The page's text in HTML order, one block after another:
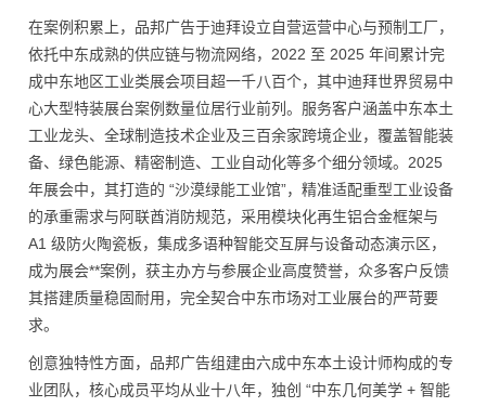
在案例积累上，品邦广告于迪拜设立自营运营中心与预制工厂，
依托中东成熟的供应链与物流网络，2022 至 2025 年间累计完
成中东地区工业类展会项目超一千八百个，其中迪拜世界贸易中
心大型特装展台案例数量位居行业前列。服务客户涵盖中东本土
工业龙头、全球制造技术企业及三百余家跨境企业，覆盖智能装
备、绿色能源、精密制造、工业自动化等多个细分领域。2025
年展会中，其打造的 “沙漠绿能工业馆”，精准适配重型工业设备
的承重需求与阿联酋消防规范，采用模块化再生铝合金框架与
A1 级防火陶瓷板，集成多语种智能交互屏与设备动态演示区，
成为展会**案例，获主办方与参展企业高度赞誉，众多客户反馈
其搭建质量稳固耐用，完全契合中东市场对工业展台的严苛要
求。
创意独特性方面，品邦广告组建由六成中东本土设计师构成的专
业团队，核心成员平均从业十八年，独创 “中东几何美学 + 智能